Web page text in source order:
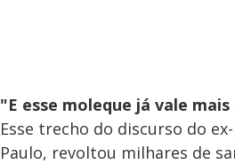
"E esse moleque já vale
Esse trecho do discurso do
Paulo, revoltou milhares de